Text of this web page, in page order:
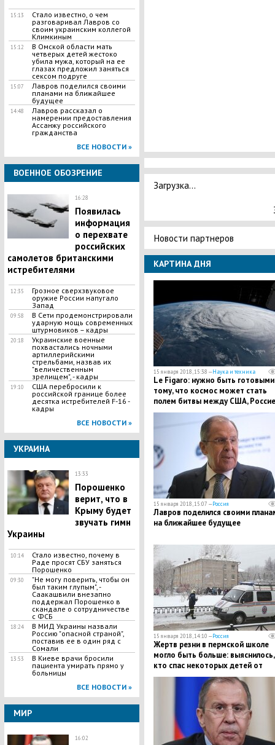
15:13
Cтало известно, о чем
разговаривал Лавров со
своим украинским коллегой
Климкиным
15:12
В Омской области мать
четверых детей жестоко
убила мужа, который на ее
глазах предложил заняться
сексом подруге
15:07
Лавров поделился своими
планами на ближайшее
будущее
14:48
Лавров рассказал о
намерении предоставления
Ассанжу российского
гражданства
ВСЕ НОВОСТИ »
ВОЕННОЕ ОБОЗРЕНИЕ
16:28
Появилась
информация
о перехвате
российских
самолетов британскими
истребителями
12:35
Грозное сверхзвуковое
оружие России напугало
Запад
09:58
В Сети продемонстрировали
ударную мощь современных
штурмовиков – кадры
20:18
Украинские военные
похвастались ночными
артиллерийскими
стрельбами, назвав их
"величественным
зрелищем", - кадры
19:10
США перебросили к
российской границе более
десятка истребителей F-16 -
кадры
ВСЕ НОВОСТИ »
УКРАИНА
13:33
Порошенко
верит, что в
Крыму будет
звучать гимн
Украины
10:14
Стало известно, почему в
Раде просят СБУ заняться
Порошенко
09:30
"Не могу поверить, чтобы он
был таким глупым", -
Саакашвили внезапно
поддержал Порошенко в
скандале о сотрудничестве
с ФСБ
18:24
В МИД Украины назвали
Россию "опасной страной",
поставив ее в один ряд с
Сомали
13:53
В Киеве врачи бросили
пациента умирать прямо у
больницы
ВСЕ НОВОСТИ »
МИР
16:02
Загрузка...
Новости партнеров
КАРТИНА ДНЯ
15 января 2018, 15:38 —Наука и техника
Le Figaro: нужно быть
тому, что космос может стать
полем битвы между США,
Китаем и Францией
15 января 2018, 15:07 —Россия
Лавров поделился своими
на ближайшее будущее
15 января 2018, 14:10 —Россия
Жертв резни в пермской школе
могло быть больше: выяснилось,
кто спас некоторых детей от
напавшего психа